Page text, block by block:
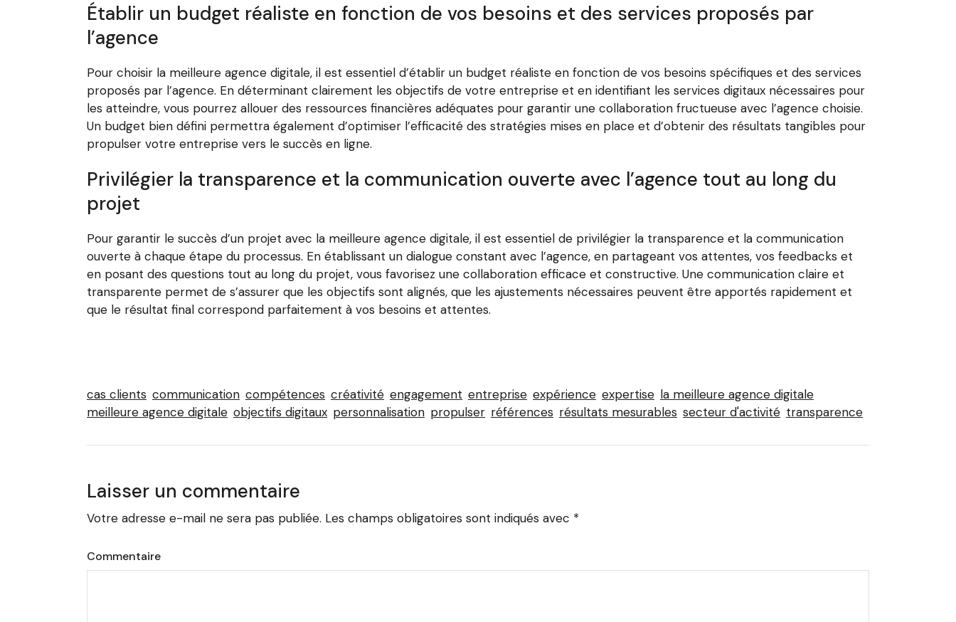
Établir un budget réaliste en fonction de vos besoins et des services proposés par
l’agence
Pour choisir la meilleure agence digitale, il est essentiel d’établir un budget réaliste en fonction de vos besoins spécifiques et des services
proposés par l’agence. En déterminant clairement les objectifs de votre entreprise et en identifiant les services digitaux nécessaires pour
les atteindre, vous pourrez allouer des ressources financières adéquates pour garantir une collaboration fructueuse avec l’agence choisie.
Un budget bien défini permettra également d’optimiser l’efficacité des stratégies mises en place et d’obtenir des résultats tangibles pour
propulser votre entreprise vers le succès en ligne.
Privilégier la transparence et la communication ouverte avec l’agence tout au long du
projet
Pour garantir le succès d’un projet avec la meilleure agence digitale, il est essentiel de privilégier la transparence et la communication
ouverte à chaque étape du processus. En établissant un dialogue constant avec l’agence, en partageant vos attentes, vos feedbacks et
en posant des questions tout au long du projet, vous favorisez une collaboration efficace et constructive. Une communication claire et
transparente permet de s’assurer que les objectifs sont alignés, que les ajustements nécessaires peuvent être apportés rapidement et
que le résultat final correspond parfaitement à vos besoins et attentes.
cas clients communication compétences créativité engagement entreprise expérience expertise la meilleure agence digitale
meilleure agence digitale objectifs digitaux personnalisation propulser références résultats mesurables secteur d'activité transparence
Laisser un commentaire
Votre adresse e-mail ne sera pas publiée. Les champs obligatoires sont indiqués avec *
Commentaire